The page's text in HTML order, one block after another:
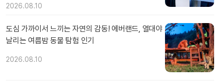
2026.08.10
도심 가까이서 느끼는 자연의 감동! 에버랜드, 열대야
날리는 여름밤 동물 탐험 인기
2026.08.10